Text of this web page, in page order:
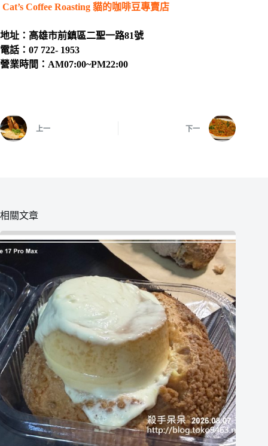
Cat’s Coffee Roasting 貓的咖啡豆專賣店
地址：高雄市前鎮區二聖一路81號
電話：07 722- 1953
營業時間：AM07:00~PM22:00
上一 下一
相關文章